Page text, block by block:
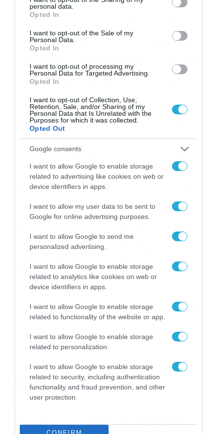
grant or deny consent to Google and its third-party tags to
use your data for below specified purposes in below Google
consent section.
personal data.
Opted In
I want to opt-out of the Sale of my
Personal Data.
Opted In
I want to opt-out of processing my
Personal Data for Targeted Advertising.
Opted In
I want to opt-out of Collection, Use,
Retention, Sale, and/or Sharing of my
Personal Data that Is Unrelated with the
Purposes for which it was collected.
Opted Out
Google consents
I want to allow Google to enable storage
related to advertising like cookies on web or
device identifiers in apps.
I want to allow my user data to be sent to
Google for online advertising purposes.
I want to allow Google to send me
personalized advertising.
I want to allow Google to enable storage
related to analytics like cookies on web or
device identifiers in apps.
I want to allow Google to enable storage
related to functionality of the website or app.
I want to allow Google to enable storage
related to personalization.
I want to allow Google to enable storage
related to security, including authentication
functionality and fraud prevention, and other
user protection.
ΠΡΟΓΝΩΣΗ ΓΙΑ ΤΗΝ ΤΡΙΤΗ 26-05-2026
Γενικά αίθριος καιρός σε όλη τη χώρα με
ηπειρωτικά ορεινά όπου θα σημειωθούν
τοπικές βροχές ή όμβροι το μεσημέρι –
απόγευμα.
Οι άνεμοι θα πνέουν από βόρειες
διευθύνσεις 3 με 5 και τοπικά στο Αιγαίο 6
μποφόρ.
Η θερμοκρασία θα σημειώσει άνοδο, κυρίως
στα δυτικά και τα βόρεια.
ΠΡΟΓΝΩΣΗ ΓΙΑ ΤΗΝ ΤΕΤΑΡΤΗ 27-05-2026
Γενικά αίθριος καιρός με πρόσκαιρες
ηπειρωτικά, κυρίως ορεινά, και την Κρήτη
όπου θα σημειωθούν τοπικές βροχές ή
όμβροι.
Οι άνεμοι θα πνέουν αρχικά από βόρειες
διευθύνσεις 3 με 4 και τοπικά στο Αιγαίο 5
μποφόρ. Βαθμιαία θα στραφούν σε δυτικούς
νοτιοδυτικούς με την ίδια ένταση.
Η θερμοκρασία θα σημειώσει μικρή
περαιτέρω άνοδο.
Περισσότερα
για όλες τις τελευταίες ειδήσεις